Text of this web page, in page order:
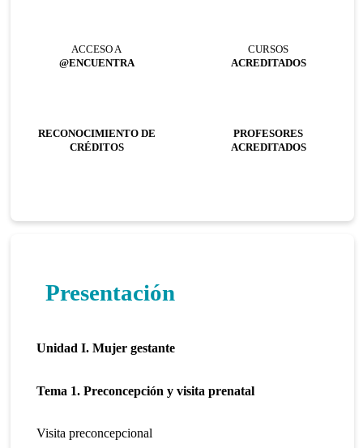
ACCESO A
@ENCUENTRA
CURSOS
ACREDITADOS
RECONOCIMIENTO DE
CRÉDITOS
PROFESORES
ACREDITADOS
Presentación
Unidad I. Mujer gestante
Tema 1. Preconcepción y visita prenatal
Visita preconcepcional